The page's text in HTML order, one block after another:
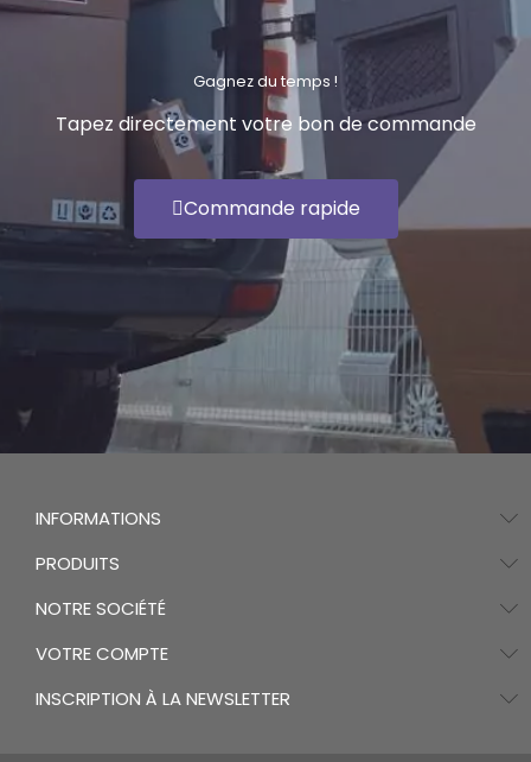
Gagnez du temps !
Tapez directement votre bon de commande
Commande rapide
INFORMATIONS
PRODUITS
NOTRE SOCIÉTÉ
VOTRE COMPTE
INSCRIPTION À LA NEWSLETTER